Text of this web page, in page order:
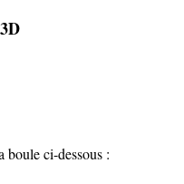
boule ci-dessous :